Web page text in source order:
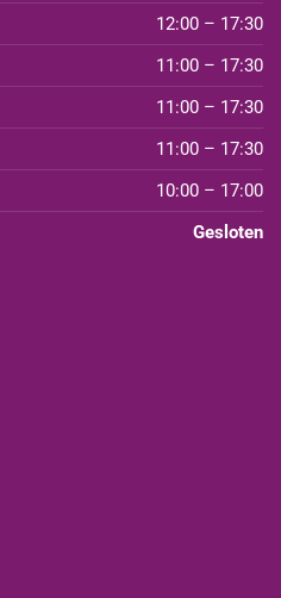
12:00 – 17:30
11:00 – 17:30
11:00 – 17:30
11:00 – 17:30
10:00 – 17:00
Gesloten